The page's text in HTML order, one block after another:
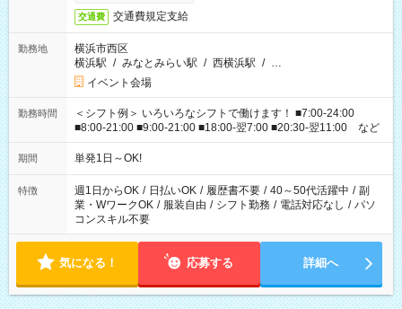
交通費 交通費規定支給
勤務地
横浜市西区
横浜駅 / みなとみらい駅 / 西横浜駅 / …
イベント会場
勤務時間
＜シフト例＞ いろいろなシフトで働けます！ ■7:00-24:00
■8:00-21:00 ■9:00-21:00 ■18:00-翌7:00 ■20:30-翌11:00 など
期間 単発1日～OK!
特徴 週1日からOK / 日払いOK / 履歴書不要 / 40～50代活躍中 / 副
業・WワークOK / 服装自由 / シフト勤務 / 電話対応なし / パソ
コンスキル不要
気になる！ 応募する 詳細へ